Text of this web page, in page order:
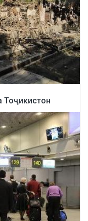
Тоҷикистон